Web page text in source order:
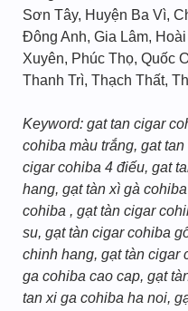
Sơn Tây, Huyện Ba Vì,
Đông Anh, Gia Lâm,
Xuyên, Phúc Thọ, Quốc
Thanh Trì, Thạch Thất,
Keyword: gat tan cigar
cohiba màu trắng, gat
cigar cohiba 4 điếu, gat
hang, gạt tàn xì gà
cohiba , gạt tàn cigar
su, gạt tàn cigar cohiba
chinh hang, gạt tàn cigar
ga cohiba cao cap, gạt
tan xi ga cohiba ha noi,